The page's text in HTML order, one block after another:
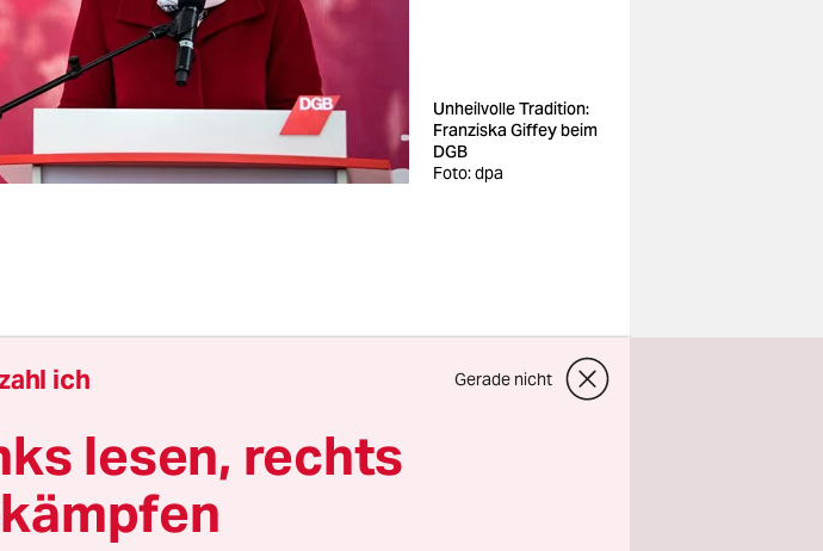
Unheilvolle Tradition:
Franziska Giffey beim
DGB
Foto: dpa
dazu auf, die Regierende
1. Mai-Demo auszuladen. Ist
noch die Besitzer der
ich Gerade nicht
lesen, rechts